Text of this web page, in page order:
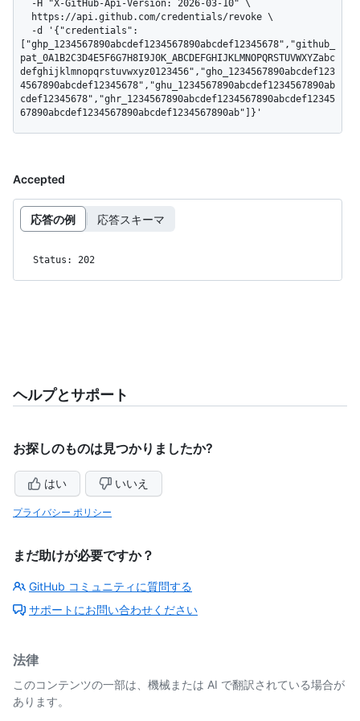
["ghp_1234567890abcdef1234567890abcdef12345678","github_
pat_0A1B2C3D4E5F6G7H8I9J0K_ABCDEFGHIJKLMNOPQRSTUVWXYZabc
defghijklmnopqrstuvwxyz0123456","gho_1234567890abcdef123
4567890abcdef12345678","ghu_1234567890abcdef1234567890ab
cdef12345678","ghr_1234567890abcdef1234567890abcdef12345
67890abcdef1234567890abcdef1234567890ab"]}'
Accepted
応答の例 応答スキーマ
Status: 202
ヘルプとサポート
お探しのものは見つかりましたか?
はい いいえ
プライバシー ポリシー
まだ助けが必要ですか？
GitHub コミュニティに質問する
サポートにお問い合わせください
法律
このコンテンツの一部は、機械または AI で翻訳されている場合が
あります。